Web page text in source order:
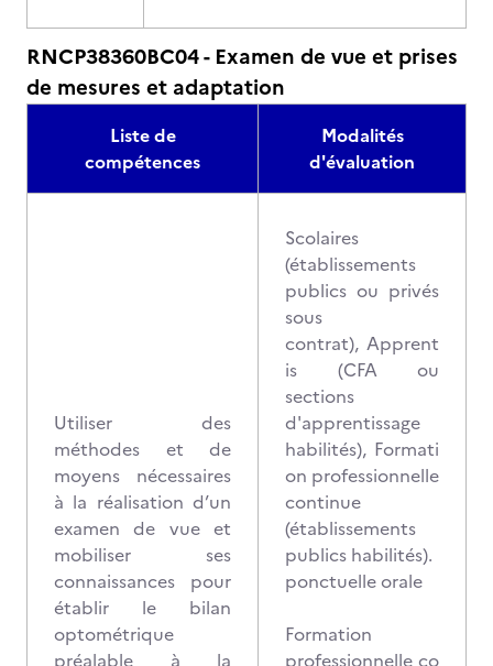
RNCP38360BC04 - Examen de vue et prises
de mesures et adaptation
Liste de
compétences
Modalités
d'évaluation
Utiliser des
méthodes et de
moyens nécessaires
à la réalisation d’un
examen de vue et
mobiliser ses
connaissances pour
établir le bilan
optométrique
préalable à la
Scolaires
(établissements
publics ou privés
sous
contrat), Apprent
is (CFA ou
sections
d'apprentissage
habilités), Formati
on professionnelle
continue
(établissements
publics habilités).
ponctuelle orale
Formation
professionnelle co